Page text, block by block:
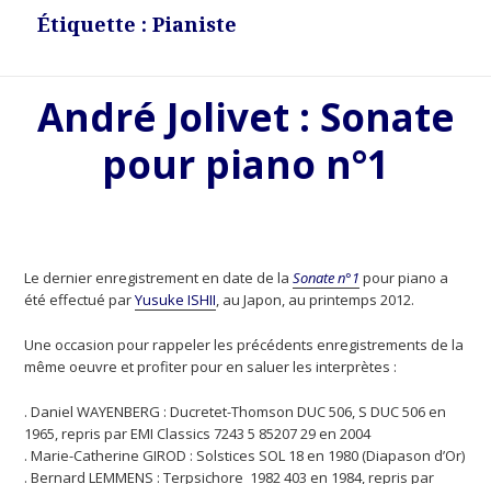
Étiquette : Pianiste
André Jolivet : Sonate
pour piano n°1
Le dernier enregistrement en date de laSonate n°1 pour piano a
été effectué parYusuke ISHII, au Japon, au printemps 2012.
Une occasion pour rappeler les précédents enregistrements de la
même oeuvre et profiter pour en saluer les interprètes :
. Daniel WAYENBERG : Ducretet-Thomson DUC 506, S DUC 506 en
1965, repris par EMI Classics 7243 5 85207 29 en 2004
. Marie-Catherine GIROD : Solstices SOL 18 en 1980 (Diapason d’Or)
. Bernard LEMMENS : Terpsichore 1982 403 en 1984, repris par